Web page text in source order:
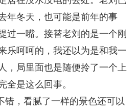
年冬天，也可能是前年的事
过一嘴。接替老刘的是一个刚
乐呵呵的，我还以为是和我一
，局里面也是随便拎了一个上
全是这么回事。
错，看腻了一样的景色还可以